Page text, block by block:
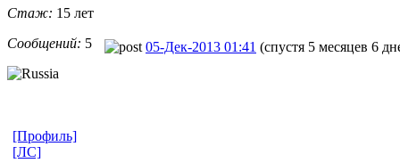
Стаж: 15 лет
Сообщений: 5 05-Дек-2013 01:41 (спустя 5 месяцев 6
[Профиль]
[ЛС]